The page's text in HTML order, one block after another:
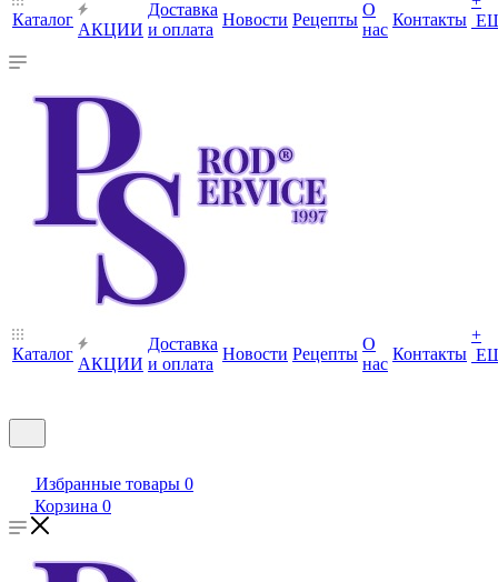
Каталог
АКЦИИ
Доставка
и оплата
Новости Рецепты
О
нас
Контакты
Каталог
АКЦИИ
Доставка
и оплата
Новости Рецепты
О
нас
Контакты
+
Избранные товары 0
Корзина 0